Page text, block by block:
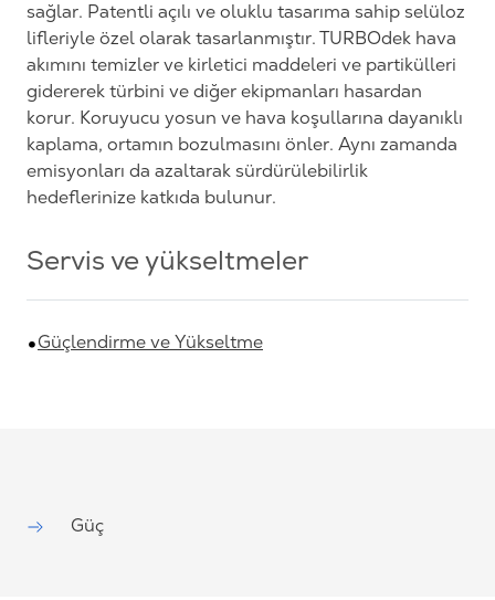
sağlar. Patentli açılı ve oluklu tasarıma sahip selüloz
lifleriyle özel olarak tasarlanmıştır. TURBOdek hava
akımını temizler ve kirletici maddeleri ve partikülleri
gidererek türbini ve diğer ekipmanları hasardan
korur. Koruyucu yosun ve hava koşullarına dayanıklı
kaplama, ortamın bozulmasını önler. Aynı zamanda
emisyonları da azaltarak sürdürülebilirlik
hedeflerinize katkıda bulunur.
Servis ve yükseltmeler
Güçlendirme ve Yükseltme
Güç